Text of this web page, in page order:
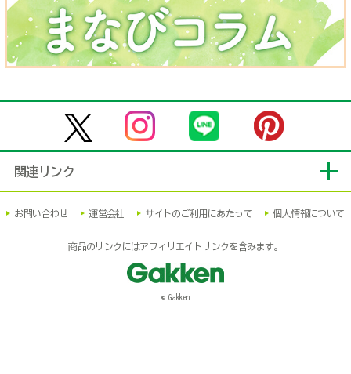
関連リンク
お問い合わせ 運営会社 サイトのご利用にあたって 個人情報について
商品のリンクにはアフィリエイトリンクを含みます。
© Gakken